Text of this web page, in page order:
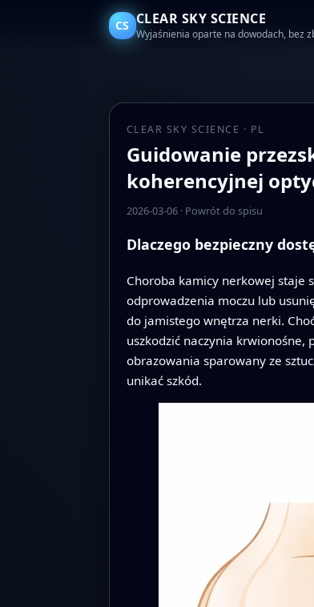
CS CLEAR SKY SCIENCE
Wyjaśnienia oparte na dowodach, bez
CLEAR SKY SCIENCE · PL
Guidowanie
koherencyjnej
2026-03-06· Powrót do spisu
Dlaczego bezpieczny
Choroba kamicy nerkowej staje
odprowadzenia moczu lub
do jamistego wnętrza nerki.
uszkodzić naczynia krwionośne,
obrazowania sparowany ze
unikać szkód.